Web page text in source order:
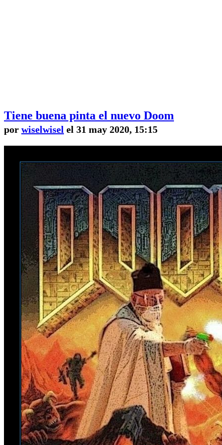
Tiene buena pinta el nuevo Doom
por wiselwisel el 31 may 2020, 15:15